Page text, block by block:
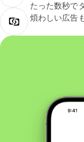
たった数秒で
煩わしい広告